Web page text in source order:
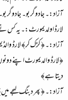
آزاد:۔ جادوگر بو۔ جادوگر
لارڈ اولدیمورٹ:۔ یہ کس
آزاد:۔ ﴿ کڑک کر﴾ لارڈ
﴿لارڈ والدیمورٹ اپنے
دیتا ہے﴾
آزاد:۔ ﴿ پھر دبنگ لہجے